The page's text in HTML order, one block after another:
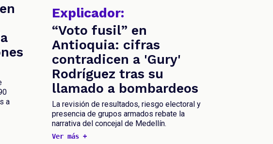
a
Explicador:
“Voto fusil” en
Antioquia: cifras
contradicen a 'Gury'
Rodríguez tras su
llamado a bombardeos
La revisión de resultados, riesgo electoral y
presencia de grupos armados rebate la
narrativa del concejal de Medellín.
Ver más +